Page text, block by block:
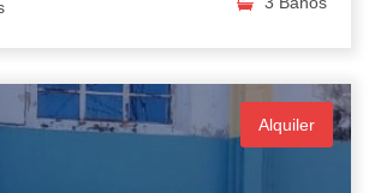
Alquiler